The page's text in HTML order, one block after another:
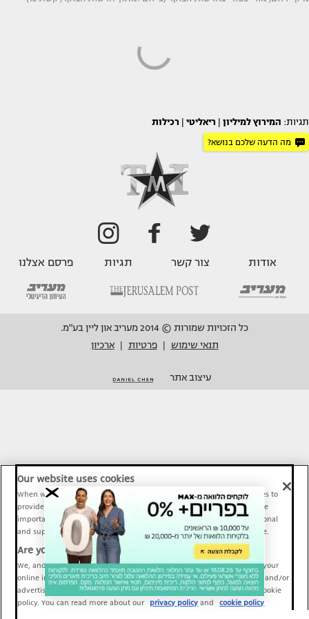
תגיות: המירוץ למיליון ריאליטי רכילות
מה הדעה שלכם בנושא?
אודות צור קשר תגיות פרסם אצלנו
כל הזכויות שמורות © 2014 מעריב און ליין בע"מ.
תנאי שימוש
פרטיות ארכיון
עיצוב אתר
Our website uses cookies
When we provide Maariv, TMI and Sport1 content online, we use cookies to
provide social media features and to analyze our traffic. These tools are
important and necessary for our website functionality. Others are optional
and support Maariv, TMI and Sport1 activity and your online experience.
Are you happy to accept cookies?
We, and our partners, use information about your use of our site and your
online interactions to improve our services and to personalize content and/or
advertising for you. You can read more about our privacy policy and cookie
policy. You can read more about our
privacy policy and cookie policy